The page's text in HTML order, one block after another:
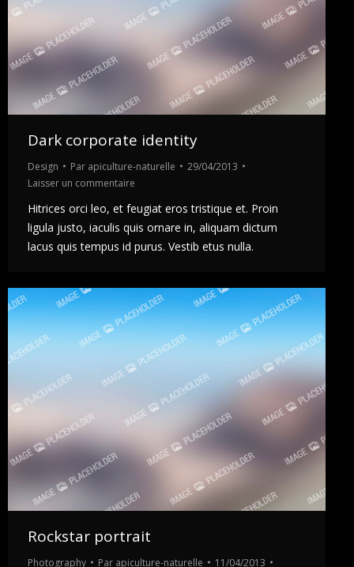
Dark corporate identity
Design Par apiculture-naturelle
29/04/2013
Laisser un commentaire
Hitrices orci leo, et feugiat eros tristique et. Proin
ligula justo, iaculis quis ornare in, aliquam dictum
lacus quis tempus id purus. Vestib etus nulla.
Rockstar portrait
Photography Par apiculture-naturelle 11/04/2013